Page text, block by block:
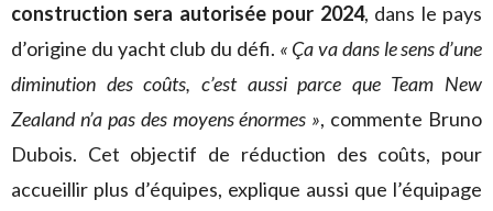
construction sera autorisée pour 2024, dans le pays
d’origine du yacht club du défi. « Ça va dans le sens d’une
diminution des coûts, c’est aussi parce que Team New
Zealand n’a pas des moyens énormes », commente Bruno
Dubois. Cet objectif de réduction des coûts, pour
accueillir plus d’équipes, explique aussi que l’équipage